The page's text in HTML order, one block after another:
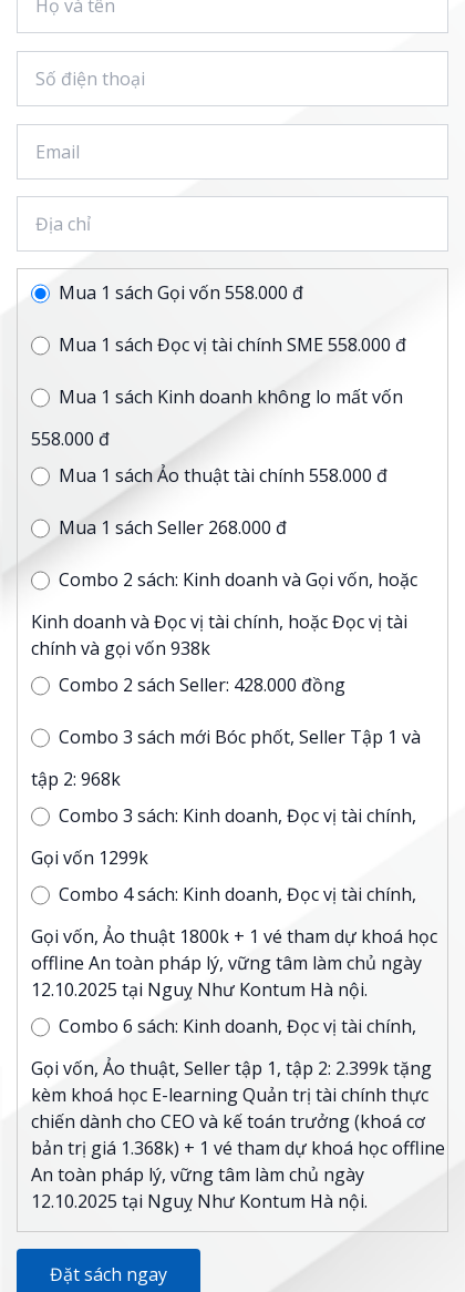
Mua 1 sách Gọi vốn 558.000 đ
Mua 1 sách Đọc vị tài chính SME 558.000 đ
Mua 1 sách Kinh doanh không lo mất vốn
558.000 đ
Mua 1 sách Ảo thuật tài chính 558.000 đ
Mua 1 sách Seller 268.000 đ
Combo 2 sách: Kinh doanh và Gọi vốn, hoặc
Kinh doanh và Đọc vị tài chính, hoặc Đọc vị tài
chính và gọi vốn 938k
Combo 2 sách Seller: 428.000 đồng
Combo 3 sách mới Bóc phốt, Seller Tập 1 và
tập 2: 968k
Combo 3 sách: Kinh doanh, Đọc vị tài chính,
Gọi vốn 1299k
Combo 4 sách: Kinh doanh, Đọc vị tài chính,
Gọi vốn, Ảo thuật 1800k + 1 vé tham dự khoá học
offline An toàn pháp lý, vững tâm làm chủ ngày
12.10.2025 tại Nguỵ Như Kontum Hà nội.
Combo 6 sách: Kinh doanh, Đọc vị tài chính,
Gọi vốn, Ảo thuật, Seller tập 1, tập 2: 2.399k tặng
kèm khoá học E-learning Quản trị tài chính thực
chiến dành cho CEO và kế toán trưởng (khoá cơ
bản trị giá 1.368k) + 1 vé tham dự khoá học offline
An toàn pháp lý, vững tâm làm chủ ngày
12.10.2025 tại Nguỵ Như Kontum Hà nội.
Đặt sách ngay